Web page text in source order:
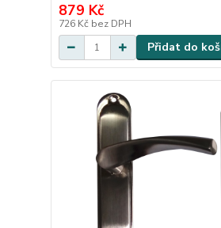
879 Kč
726 Kč bez DPH
Přidat do